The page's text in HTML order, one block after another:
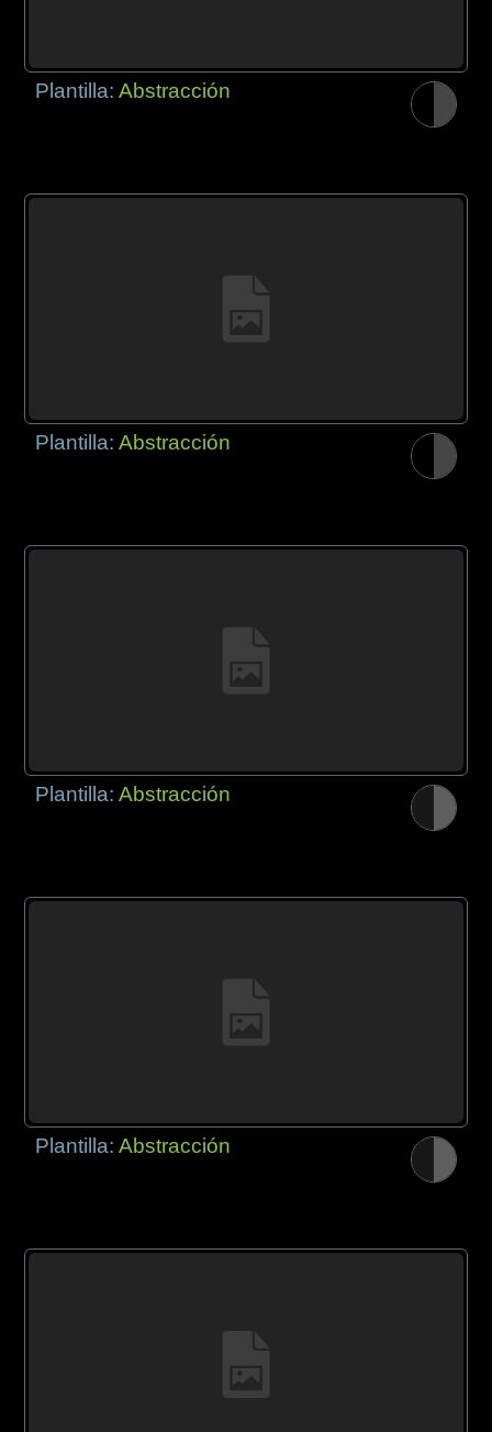
Plantilla:Abstracción
Plantilla:Abstracción
Plantilla:Abstracción
Plantilla:Abstracción